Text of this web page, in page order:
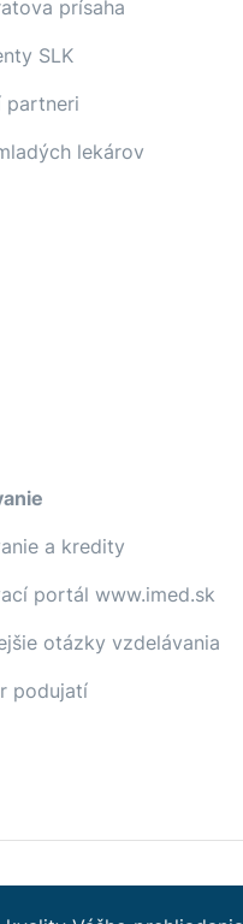
prísaha
SLK
partneri
lekárov
a kredity
portál www.imed.sk
otázky vzdelávania
podujatí